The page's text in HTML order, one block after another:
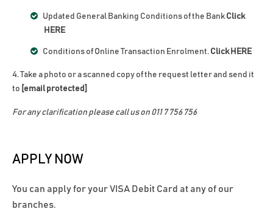
Updated General Banking Conditions of the Bank Click
HERE
Conditions of Online Transaction Enrolment. Click HERE
Take a photo or a scanned copy of the request letter and send it
to [email protected]
For any clarification please call us on 011 7 756 756
APPLY NOW
You can apply for your VISA Debit Card at any of our
branches.